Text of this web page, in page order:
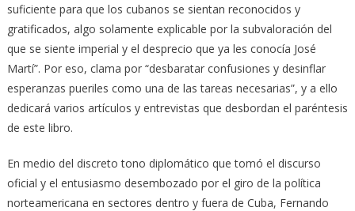
suficiente para que los cubanos se sientan reconocidos y
gratificados, algo solamente explicable por la subvaloración del
que se siente imperial y el desprecio que ya les conocía José
Martí”. Por eso, clama por “desbaratar confusiones y desinflar
esperanzas pueriles como una de las tareas necesarias”, y a ello
dedicará varios artículos y entrevistas que desbordan el paréntesis
de este libro.
En medio del discreto tono diplomático que tomó el discurso
oficial y el entusiasmo desembozado por el giro de la política
norteamericana en sectores dentro y fuera de Cuba, Fernando